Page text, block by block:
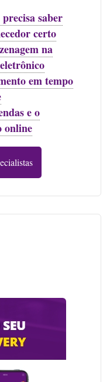
saber
certo
na
em tempo
e o
online